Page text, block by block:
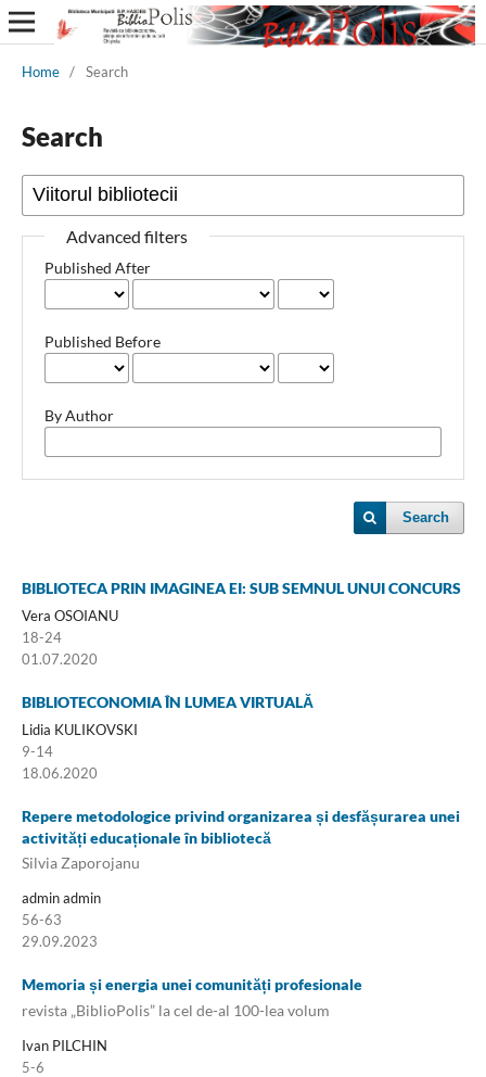
Home / Search
Search
Advanced filters
Published After
Published Before
By Author
Search
BIBLIOTECA PRIN IMAGINEA EI: SUB SEMNUL UNUI CONCURS
Vera OSOIANU
18-24
01.07.2020
BIBLIOTECONOMIA ÎN LUMEA VIRTUALĂ
Lidia KULIKOVSKI
9-14
18.06.2020
Repere metodologice privind organizarea și desfășurarea unei
activități educaționale în bibliotecă
Silvia Zaporojanu
admin admin
56-63
29.09.2023
Memoria și energia unei comunități profesionale
revista „BiblioPolis” la cel de-al 100-lea volum
Ivan PILCHIN
5-6